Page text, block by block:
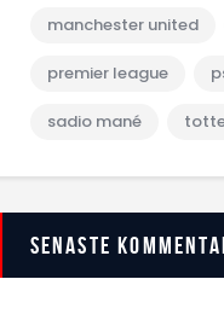
manchester united
premier league
sadio mané
Senaste